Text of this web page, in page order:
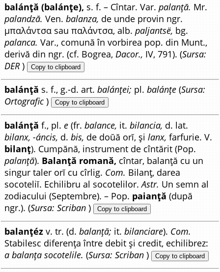
balánță (balánțe), s. f. – Cîntar. Var.palanță. Mr.
palandză. Ven.balanza, de unde provin ngr.
μπαλάντσα sau παλάντσα, alb.paljantsë, bg.
palanca. Var., comună în vorbirea pop. din Munt.,
derivă din ngr. (cf. Bogrea,Dacor., IV, 791). (Sursa:
DER) Copy to clipboard
balánță s. f., g.-d. art.balánței; pl.balánțe (Sursa:
Ortografic ) Copy to clipboard
balánță f., pl.e (fr.balance, it.bilancia, d. lat.
bilanx, -áncis, d.bis, de doŭă orĭ, șilanx, farfurie. V.
bilanț). Cumpănă, instrument de cîntărit (Pop.
palanță). Balanță romană, cîntar, balanță cu un
singur taler orĭ cu cîrlig. Com. Bilanț, darea
socoteliĭ. Echilibru al socotelilor.Astr. Un semn al
zodiacului (Septembre). – Pop. paianță (după
ngr.). (Sursa: Scriban ) Copy to clipboard
balanțéz v. tr. (d.balanță; it.bilanciare). Com.
Stabilesc diferența între debit și credit, echilibrez:
a balanța socotelile. (Sursa: Scriban ) Copy to clipboard